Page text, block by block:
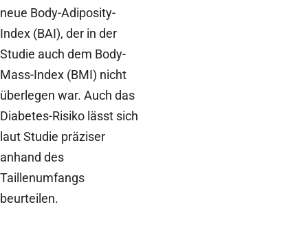
neue Body-Adiposity-
Index (BAI), der in der
Studie auch dem Body-
Mass-Index (BMI) nicht
überlegen war. Auch das
Diabetes-Risiko lässt sich
laut Studie präziser
anhand des
Taillenumfangs
beurteilen.